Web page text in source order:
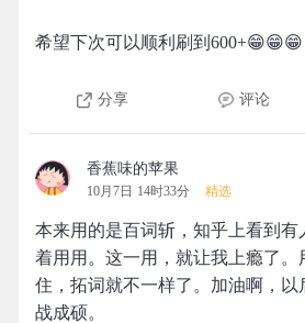
希望下次可以顺利刷到600+😁😁😁
分享 评论
香蕉味的苹果
10月7日 14时33分 精选
本来用的是百词斩，知乎上看到有
着用用。这一用，就让我上瘾了。
住，拓词就不一样了。加油啊，以
战成硕。